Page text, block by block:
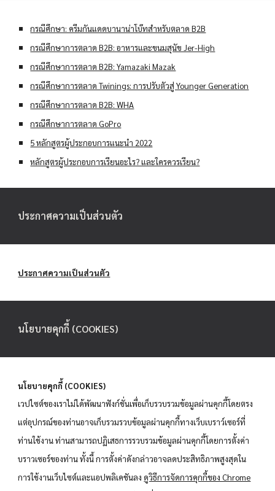
กรณีศึกษา: ครีมกันแดดบานาน่าโบ๊ทสำหรับตลาด B2B
กรณีศึกษาการตลาด B2B: อาหารและขนมสุนัข Jer-High
กรณีศึกษาการตลาด B2B: Yamazaki Mazak
กรณีศึกษาการตลาด Twinings: การปรับตัวสู่ Younger Generation
กรณีศึกษาการตลาด B2B: WHA
กรณีศึกษาการตลาด GoPro
5 หลักสูตรผู้ประกอบการแนะนำ 2022
หลักสูตรผู้ประกอบการเรียนอะไร? และใครควรเรียน?
ประกาศความเป็นส่วนตัว
ประกาศความเป็นส่วนตัว
นโยบายคุกกี้ (COOKIES)
นโยบายคุกกี้ (COOKIES)
เวปไซต์ของเราไม่ได้พัฒนาฟังก์ชั่นเพื่อเก็บรวบรวมข้อมูลผ่านคุกกี้โดยตรง
แต่อุปกรณ์ของท่านอาจเก็บรวมรวบข้อมูลผ่านคุกกี้ทางเว็บเบราว์เซอร์ที่
ท่านใช้งาน ท่านสามารถปฏิเสธการรวบรวมข้อมูลผ่านคุกกี้โดยการตั้งค่า
บราวเซอร์ของท่าน ทั้งนี้ การตั้งค่าดังกล่าวอาจลดประสิทธิภาพสูงสุดใน
การใช้งานเว็บไซต์และแอปพลิเคชันลงดูวิธีการจัดการคุกกี้ของ Chrome